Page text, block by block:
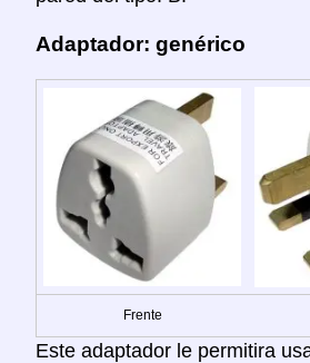
Adaptador: genérico
Frente
Este adaptador le permitira